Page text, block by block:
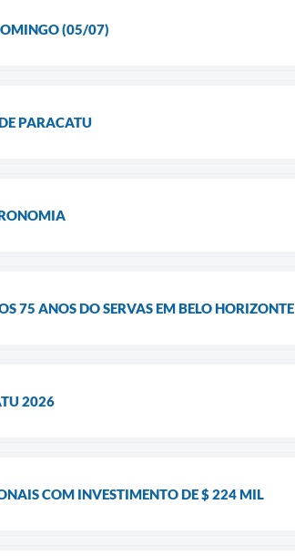
(05/07)
PARACATU
75 ANOS DO SERVAS EM BELO HORIZONTE
2026
COM INVESTIMENTO DE $ 224 MIL